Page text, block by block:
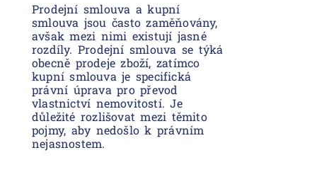
Prodejní smlouva a kupní
smlouva jsou často zaměňovány,
avšak mezi nimi existují jasné
rozdíly. Prodejní smlouva se týká
obecně prodeje zboží, zatímco
kupní smlouva je specifická
právní úprava pro převod
vlastnictví nemovitostí. Je
důležité rozlišovat mezi těmito
pojmy, aby nedošlo k právním
nejasnostem.